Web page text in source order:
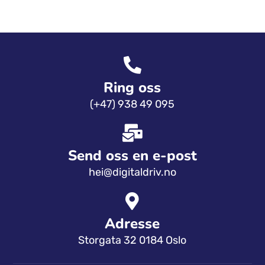
Ring oss
(+47) 938 49 095
Send oss ​​en e-post
hei@digitaldriv.no
Adresse
Storgata 32 0184 Oslo